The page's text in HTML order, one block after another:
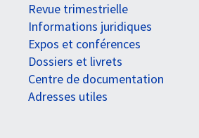
Revue trimestrielle
Informations juridiques
Expos et conférences
Dossiers et livrets
Centre de documentation
Adresses utiles